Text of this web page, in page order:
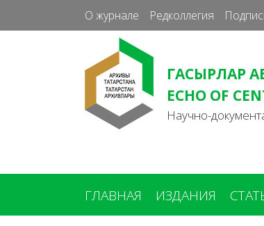
О журнале Редколлегия
ГАСЫРЛАР
ECHO OF
Научно-
ГЛАВНАЯ ИЗДАНИЯ